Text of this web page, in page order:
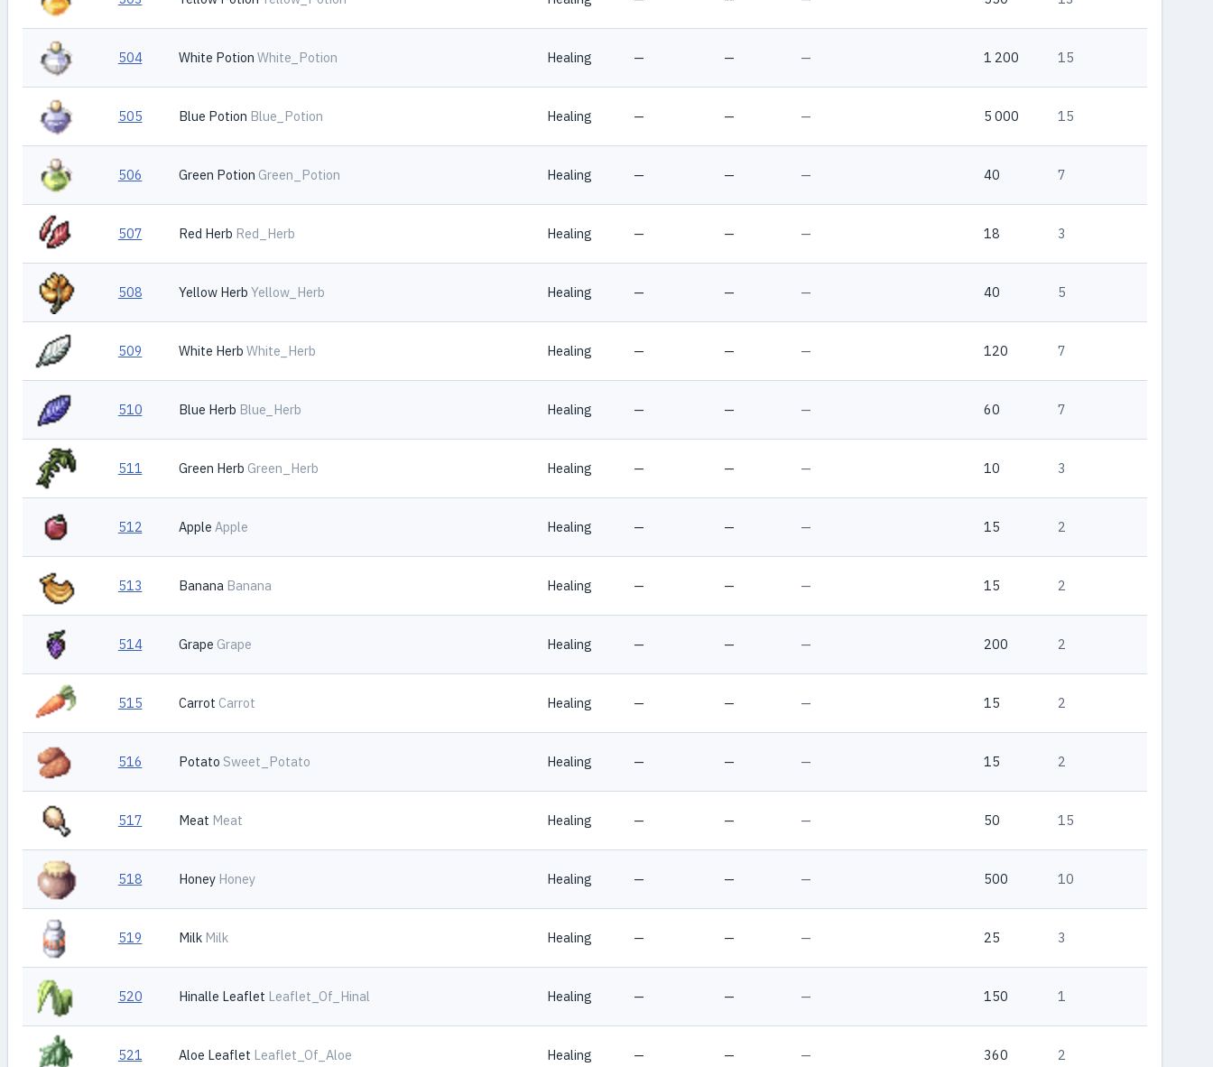
504 White Potion White_Potion Healing — — — 1 200 15
505 Blue Potion Blue_Potion Healing — — — 5 000 15
506 Green Potion Green_Potion Healing — — — 40 7
507 Red Herb Red_Herb Healing — — — 18 3
508 Yellow Herb Yellow_Herb Healing — — — 40 5
509 White Herb White_Herb Healing — — — 120 7
510 Blue Herb Blue_Herb Healing — — — 60 7
511 Green Herb Green_Herb Healing — — — 10 3
512 Apple Apple Healing — — — 15 2
513 Banana Banana Healing — — — 15 2
514 Grape Grape Healing — — — 200 2
515 Carrot Carrot Healing — — — 15 2
516 Potato Sweet_Potato Healing — — — 15 2
517 Meat Meat Healing — — — 50 15
518 Honey Honey Healing — — — 500 10
519 Milk Milk Healing — — — 25 3
520 Hinalle Leaflet Leaflet_Of_Hinal Healing — — — 150 1
521 Aloe Leaflet Leaflet_Of_Aloe Healing — — — 360 2